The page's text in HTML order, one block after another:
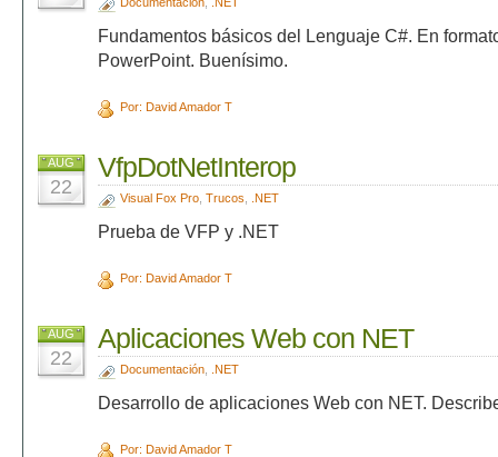
Fundamentos básicos del Lenguaje C#. En
PowerPoint. Buenísimo.
Por: David Amador T
AUG
22
VfpDotNetInterop
Visual Fox Pro, Trucos .NET
Prueba de VFP y .NET
Por: David Amador T
AUG
22
Aplicaciones Web con NET
Documentación, .NET
Desarrollo de aplicaciones Web con NET.
Por: David Amador T